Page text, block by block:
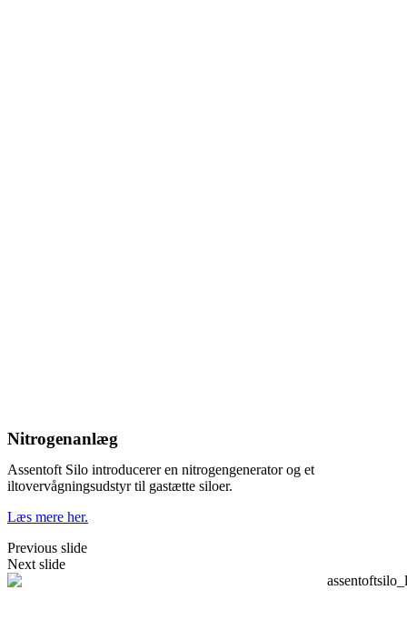
Nitrogenanlæg
Assentoft Silo introducerer en nitrogengenerator og et
iltovervågningsudstyr til gastætte siloer.
Læs mere her.
Previous slide
Next slide